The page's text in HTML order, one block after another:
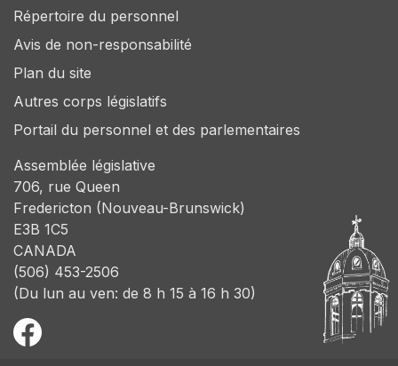
Répertoire du personnel
Avis de non-responsabilité
Plan du site
Autres corps législatifs
Portail du personnel et des parlementaires
Assemblée législative
706, rue Queen
Fredericton (Nouveau-Brunswick)
E3B 1C5
CANADA
(506) 453-2506
(Du lun au ven: de 8 h 15 à 16 h 30)